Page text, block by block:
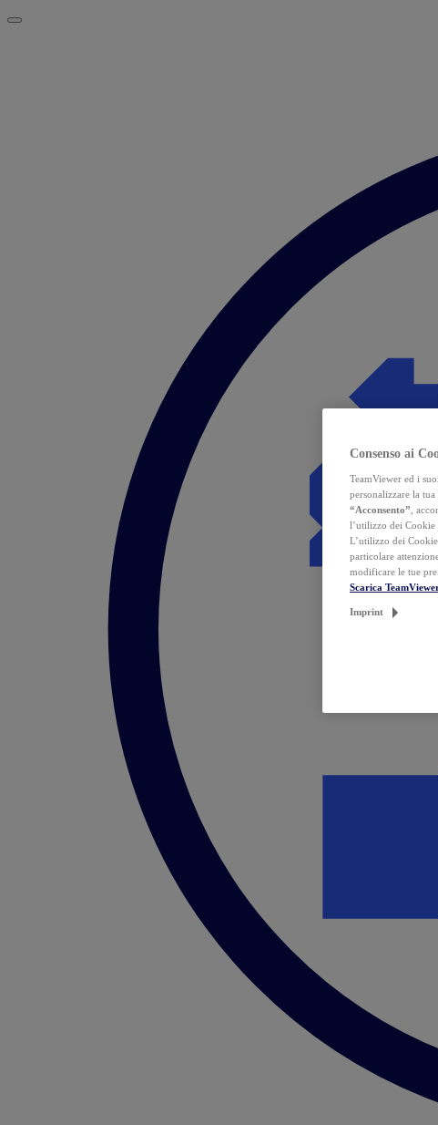
Consenso ai
TeamViewer ed i
personalizzare la
“Acconsento” ,
l’utilizzo dei Cookie
L’utilizzo dei
particolare
modificare le tue
Scarica
Imprint